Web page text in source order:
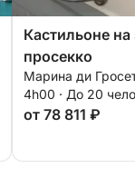
Кастильоне на
просекко
Марина ди
4h00 · До 20
от 78 811 ₽